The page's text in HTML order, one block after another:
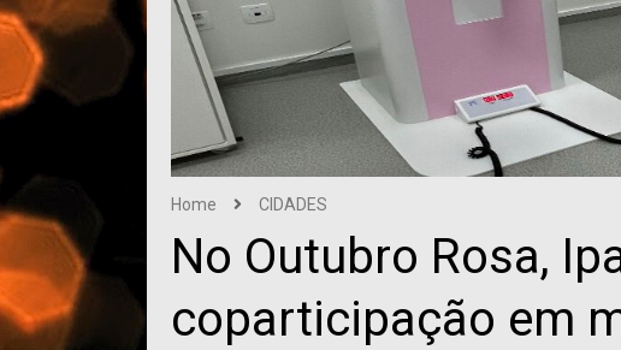
Home CIDADES
No Outubro Rosa,
coparticipação em